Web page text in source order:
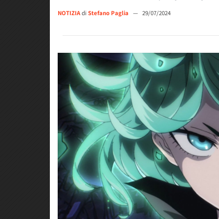
NOTIZIAdi Stefano Paglia — 29/07/2024